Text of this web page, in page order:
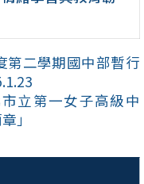
第二學期國中部暫行
立第一女子高級中
」